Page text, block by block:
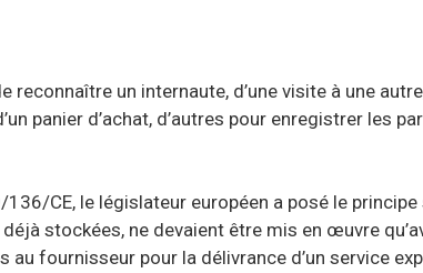
un internaute, d’une visite à une
panier d’achat, d’autres pour enregistrer les
CE, le législateur européen a posé le principe
stockées, ne devaient être mis en œuvre
fournisseur pour la délivrance d’un service